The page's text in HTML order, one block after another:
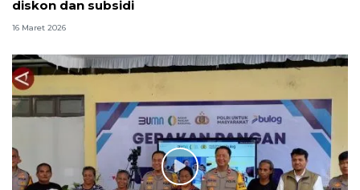
diskon dan subsidi
16 Maret 2026